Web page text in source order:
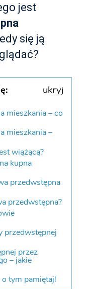
jest
się ją
ukryj
mieszkania – co
mieszkania –
wiążącą?
kupna
przedwstępna
przedwstępna?
przedwstępnej
przez
– jakie
o tym pamiętaj!